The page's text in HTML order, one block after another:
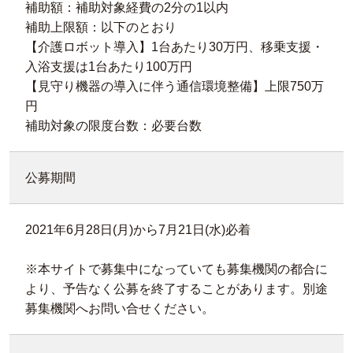
補助額：補助対象経費の2分の1以内
補助上限額：以下のとおり
【介護ロボット導入】1台あたり30万円、移乗支援・
入浴支援は1台あたり100万円
【見守り機器の導入に伴う通信環境整備】上限750万
円
補助対象の限度台数：必要台数
公募期間
2021年6月28日(月)から7月21日(水)必着
※本サイトで募集中になっていても募集機関の都合に
より、予告なく公募を終了することがあります。別途
募集機関へお問い合せください。